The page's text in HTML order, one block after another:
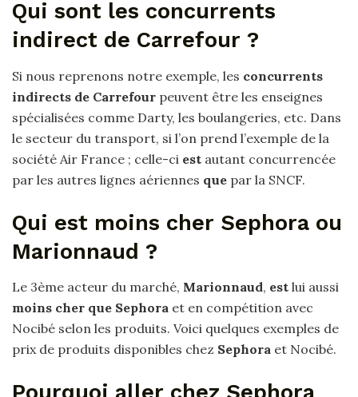
Qui sont les concurrents
indirect de Carrefour ?
Si nous reprenons notre exemple, les concurrents
indirects de Carrefour peuvent être les enseignes
spécialisées comme Darty, les boulangeries, etc. Dans
le secteur du transport, si l’on prend l’exemple de la
société Air France ; celle-ci est autant concurrencée
par les autres lignes aériennes que par la SNCF.
Qui est moins cher Sephora ou
Marionnaud ?
Le 3ème acteur du marché, Marionnaud, est lui aussi
moins cher que Sephora et en compétition avec
Nocibé selon les produits. Voici quelques exemples de
prix de produits disponibles chez Sephora et Nocibé.